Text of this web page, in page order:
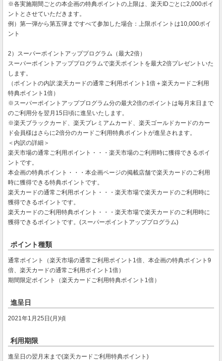
※各実施期間ごとの本企画の特典ポイントの上限は、楽天IDごとに2,000ポイ
ントとさせていただきます。
例）第一弾から第五弾まですべて参加した場合：上限ポイントは10,000ポイ
ント
2）スーパーポイントアッププログラム（最大2倍）
スーパーポイントアッププログラムで楽天ポイントを最大2倍プレゼントいた
します。
（ポイントの内訳:楽天カードの通常ご利用ポイント1倍＋楽天カードご利用
特典ポイント1倍）
※スーパーポイントアッププログラム分の最大2倍のポイントは毎月末日まで
のご利用分を翌月15日頃に進呈いたします。
※楽天ブラックカード、楽天プレミアムカード、楽天ゴールドカードのカー
ド会員様はさらに2倍分のカードご利用特典ポイントが進呈されます。
＜内訳の詳細＞
楽天市場の通常ご利用ポイント・・・楽天市場のご利用時に獲得できるポイ
ントです。
本企画の特典ポイント・・・本企画ページの掲載店舗で楽天カードのご利用
時に獲得できる特典ポイントです。
楽天カードの通常ご利用ポイント・・・楽天市場で楽天カードのご利用時に
獲得できるポイントです。
楽天カードのご利用特典ポイント・・・楽天市場で楽天カードのご利用時に
獲得できるポイントです。(スーパーポイントアッププログラム)
ポイント種類
通常ポイント（楽天市場の通常ご利用ポイント1倍、本企画の特典ポイント9
倍、楽天カードの通常ご利用ポイント1倍）
期間限定ポイント（楽天カードご利用特典ポイント1倍）
進呈日
2021年1月25日(月)頃
利用期限
進呈日の翌月末まで(楽天カードご利用特典ポイント)